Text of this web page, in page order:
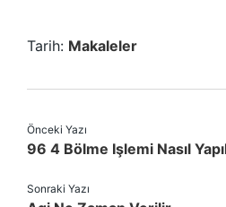
Tarih: Makaleler
Önceki Yazı
96 4 Bölme Işlemi Nasıl
Sonraki Yazı